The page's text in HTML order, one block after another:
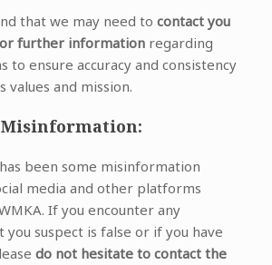
that we may need to contact you
further information regarding
to ensure accuracy and consistency
values and mission.
been some misinformation
media and other platforms
If you encounter any
suspect is false or if you have
do not hesitate to contact the